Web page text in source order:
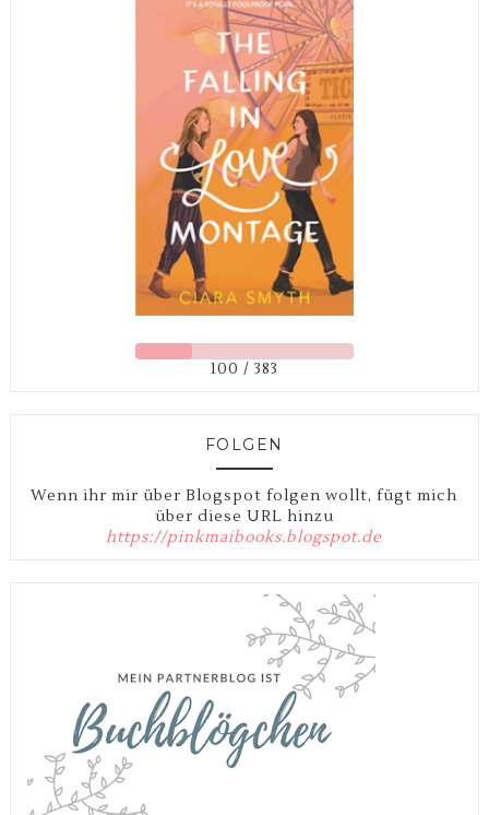
100 / 383
FOLGEN
Wenn ihr mir über Blogspot folgen wollt, fügt mich
über diese URL hinzu
https://pinkmaibooks.blogspot.de